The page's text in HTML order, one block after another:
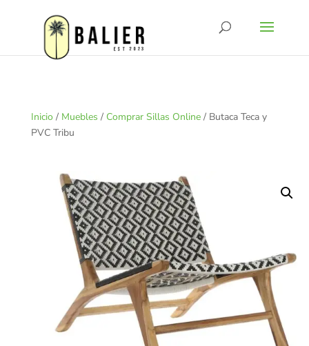
Inicio / Muebles / Comprar Sillas Online/ Butaca Teca y
PVC Tribu